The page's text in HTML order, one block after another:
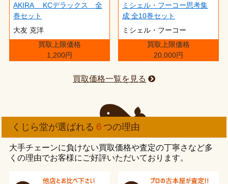
AKIRA KCデラックス 全
巻セット
大友 克洋
買取上限価格
1,200円
ミシェル・フーコー思考集
成 全10巻セット
ミシェル・フーコー
買取上限価格
20,000円
買取価格一覧を見る
くじら堂が選ばれる ６つの理由
大手チェーンに負けない買取価格や査定の丁寧さなど多
くの理由でお客様にご好評いただいております。